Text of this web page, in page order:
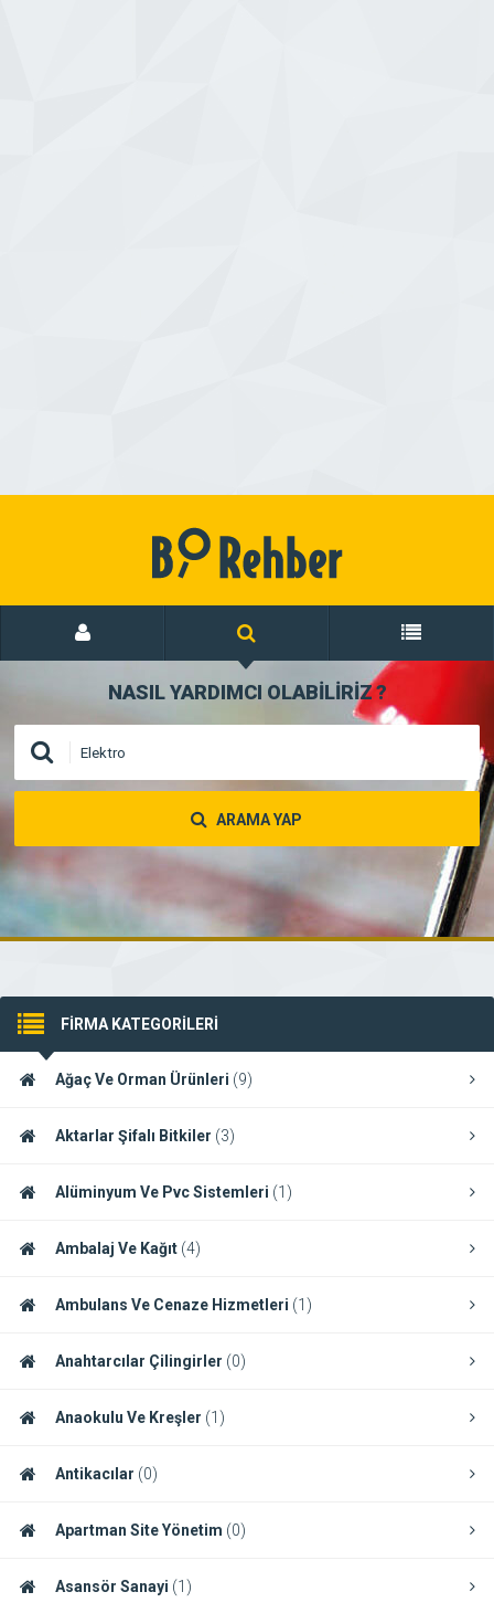
NASIL YARDIMCI OLABİLİRİZ?
ARAMA YAP
FİRMA KATEGORİLERİ
Ağaç Ve Orman Ürünleri (9)
Aktarlar Şifalı Bitkiler (3)
Alüminyum Ve Pvc Sistemleri (1)
Ambalaj Ve Kağıt (4)
Ambulans Ve Cenaze Hizmetleri (1)
Anahtarcılar Çilingirler (0)
Anaokulu Ve Kreşler (1)
Antikacılar (0)
Apartman Site Yönetim (0)
Asansör Sanayi (1)